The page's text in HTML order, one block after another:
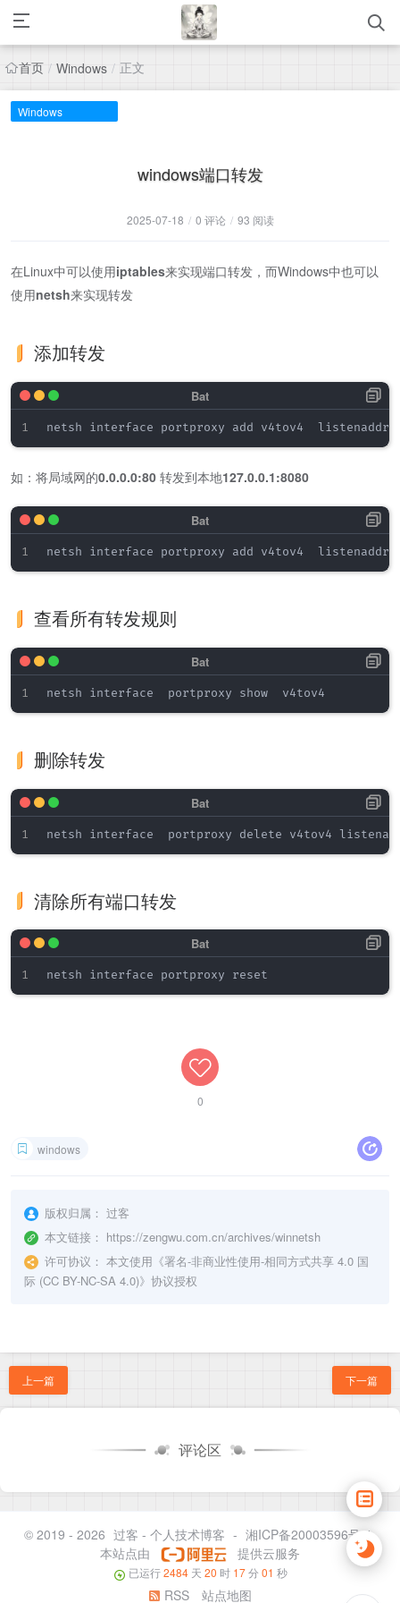
首页 / Windows / 正文
Windows
windows端口转发
2025-07-18 / 0 评论 / 93 阅读
在Linux中可以使用iptables来实现端口转发，而Windows中也可以
使用netsh来实现转发
添加转发
如：将局域网的0.0.0.0:80 转发到本地127.0.0.1:8080
查看所有转发规则
删除转发
清除所有端口转发
0
windows
版权归属： 过客
本文链接： https://zengwu.com.cn/archives/winnetsh
许可协议： 本文使用《署名-非商业性使用-相同方式共享 4.0 国
际 (CC BY-NC-SA 4.0)》协议授权
上一篇 下一篇
评论区
© 2019 - 2026 过客 - 个人技术博客 - 湘ICP备20003596号-1
本站点由
提供云服务
已运行2484天 20 时 17分 01 秒
RSS 站点地图